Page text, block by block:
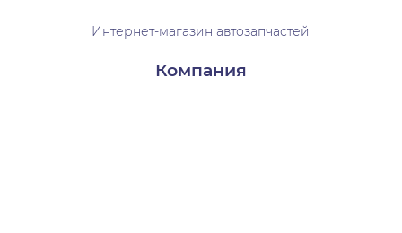
Интернет-магазин автозапчастей
Компания